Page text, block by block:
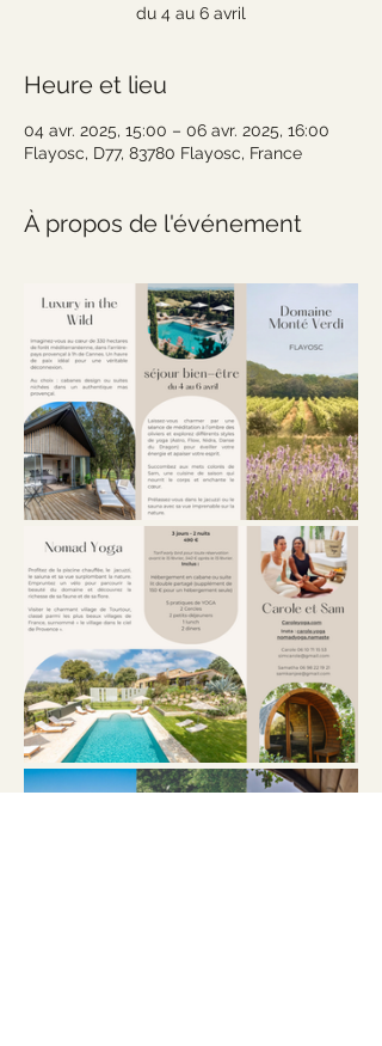
Heure et lieu
04 avr. 2025, 15:00 – 06 avr. 2025, 16:00
Flayosc, D77, 83780 Flayosc, France
À propos de l'événement